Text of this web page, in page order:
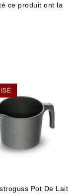
ce produit ont la
Pot De Lait